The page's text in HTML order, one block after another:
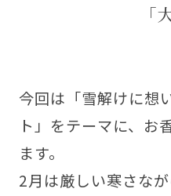
「
今回は「雪解けに想
ト」をテーマに、お
ます。
2月は厳しい寒さな